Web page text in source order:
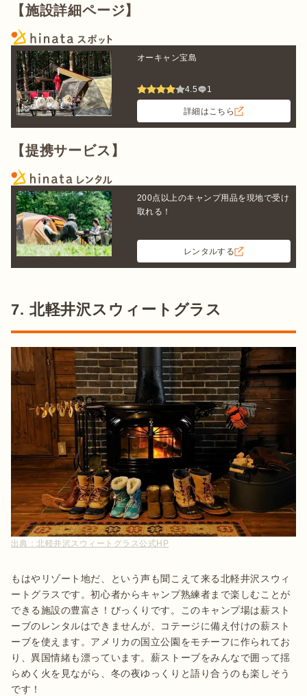
【施設詳細ページ】
オーキャン宝島
4.5 1
詳細はこちら
【提携サービス】
200点以上のキャンプ用品を現地で受け
取れる！
レンタルする
7. 北軽井沢スウィートグラス
出典：北軽井沢スウィートグラス公式HP
もはやリゾート地だ、という声も聞こえて来る北軽井沢スウィ
ートグラスです。初心者からキャンプ熟練者まで楽しむことが
できる施設の豊富さ！びっくりです。このキャンプ場は薪スト
ーブのレンタルはできませんが、コテージに備え付けの薪スト
ーブを使えます。アメリカの国立公園をモチーフに作られてお
り、異国情緒も漂っています。薪ストーブをみんなで囲って揺
らめく火を見ながら、冬の夜ゆっくりと語り合うのも楽しそう
です！